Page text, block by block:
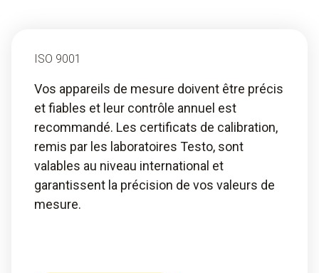
ISO 9001
Vos appareils de mesure doivent être précis
et fiables et leur contrôle annuel est
recommandé. Les certificats de calibration,
remis par les laboratoires Testo, sont
valables au niveau international et
garantissent la précision de vos valeurs de
mesure.